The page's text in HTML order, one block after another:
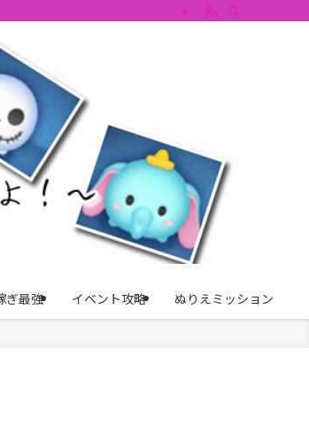
丁寧に解説。ツムツムイベント、ツムツム攻略、ツムツ
ぎ最強 イベント攻略 ぬりえミッション